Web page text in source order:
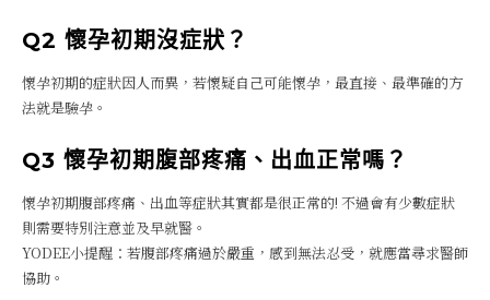
Q2 懷孕初期沒症狀？
懷孕初期的症狀因人而異，若懷疑自己可能懷孕，最直接、最準確的方
法就是驗孕。
Q3 懷孕初期腹部疼痛、出血正常嗎？
懷孕初期腹部疼痛、出血等症狀其實都是很正常的! 不過會有少數症狀
則需要特別注意並及早就醫。
YODEE小提醒：若腹部疼痛過於嚴重，感到無法忍受，就應當尋求醫師
協助。